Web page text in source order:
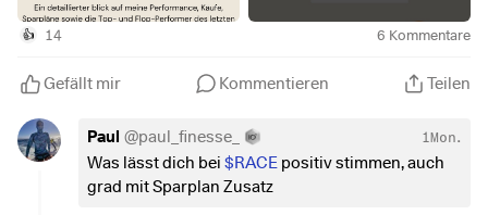
📊Depotwert: ~43.345 €
Performance & Vergleich 🚀
👍 14 6 Kommentare
Gefällt mir Kommentieren Teilen
Paul @paul_finesse_ 1Mon.
Was lässt dich bei $RACE positiv stimmen, auch
grad mit Sparplan Zusatz